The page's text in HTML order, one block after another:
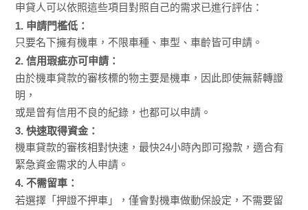
申貸人可以依照這些項目對照自己的需求已進行評估：
1. 申請門檻低：
只要名下擁有機車，不限車種、車型、車齡皆可申請。
2. 信用瑕疵亦可申請：
由於機車貸款的審核標的物主要是機車，因此即使無薪轉證
明，
或是曾有信用不良的紀錄，也都可以申請。
3. 快速取得資金：
機車貸款的審核相對快速，最快24小時內即可撥款，適合有
緊急資金需求的人申請。
4. 不需留車：
若選擇「押證不押車」，僅會對機車做動保設定，不需要留